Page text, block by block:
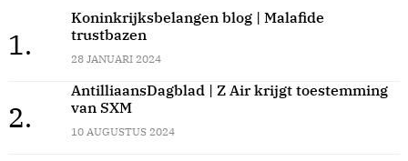
1.
Koninkrijksbelangen blog | Malafide
trustbazen
28 JANUARI 2024
2.
AntilliaansDagblad | Z Air krijgt toestemming
van SXM
10 AUGUSTUS 2024